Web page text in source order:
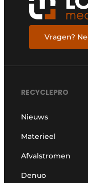
Vragen?
RECYCLEPRO
Nieuws
Materieel
Afvalstromen
Denuo